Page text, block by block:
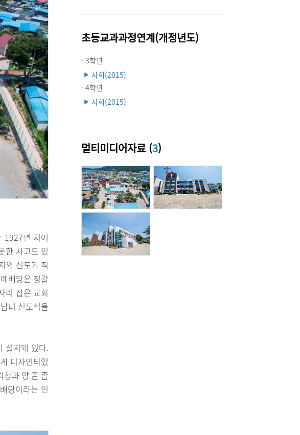
1927년 지어
한 사고도 있
와 신도가 직
배당은 정갈
리 잡은 교회
녀 신도석을
설치돼 있다.
디자인되었
창과 양 끝 좁
당이라는 인
초등교과과정연계(개정년도)
· 3학년
▶ 사회(2015)
· 4학년
▶ 사회(2015)
멀티미디어자료 (3)